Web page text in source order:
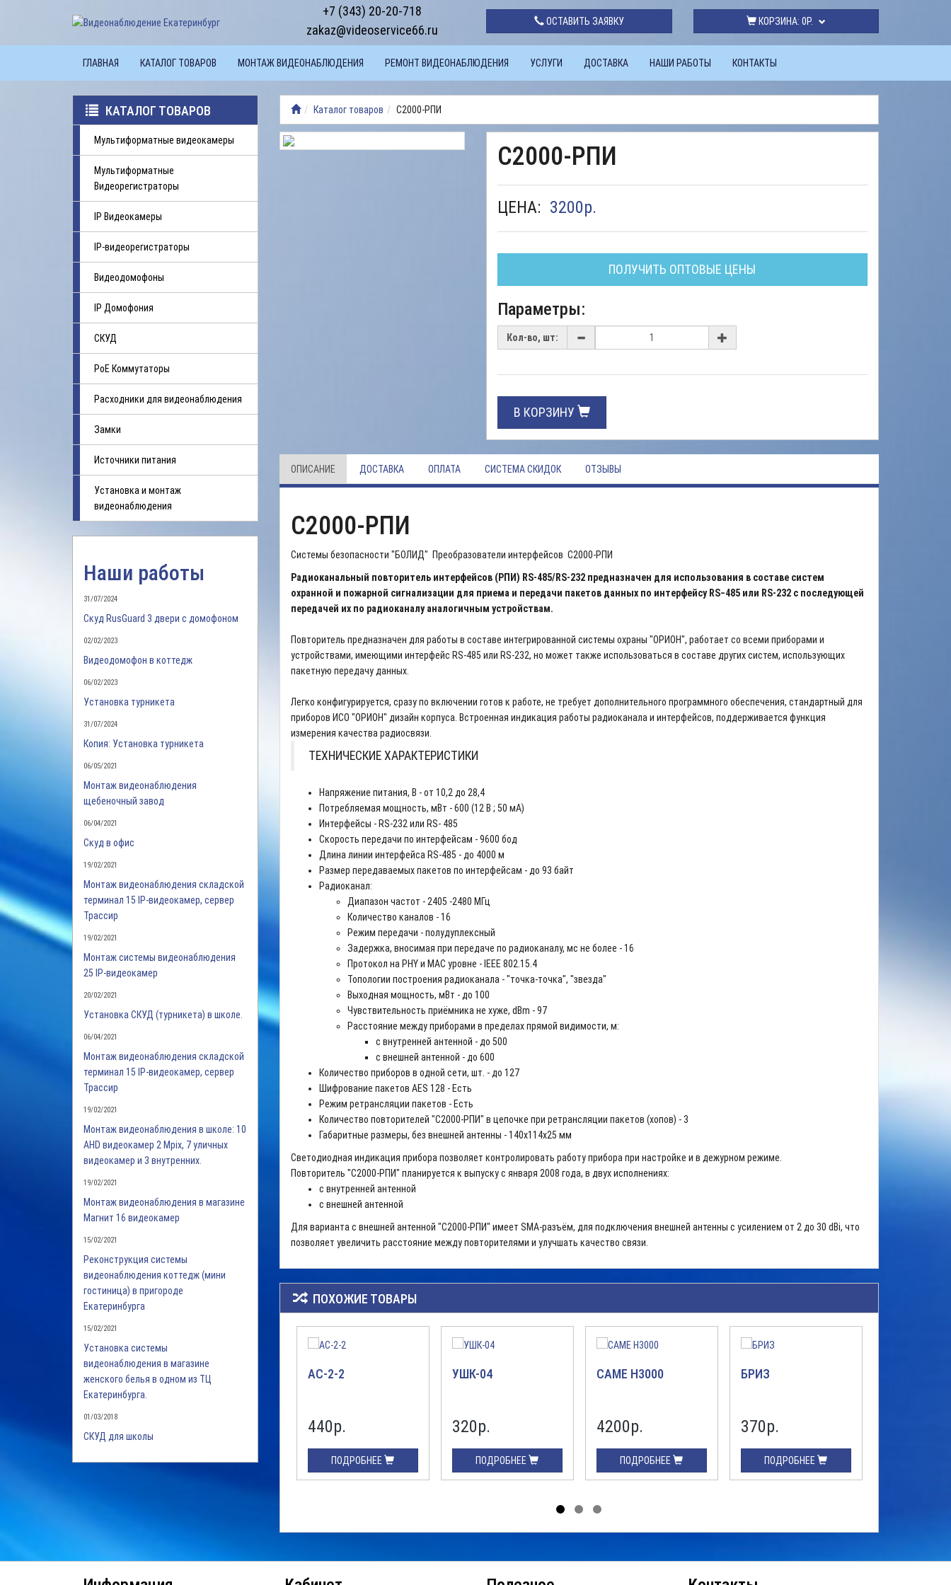
+7 (343) 20-20-718
zakaz@videoservice66.ru
ОСТАВИТЬ ЗАЯВКУ КОРЗИНА: 0Р.
ГЛАВНАЯ КАТАЛОГ ТОВАРОВ МОНТАЖ ВИДЕОНАБЛЮДЕНИЯ РЕМОНТ ВИДЕОНАБЛЮДЕНИЯ УСЛУГИ ДОСТАВКА НАШИ РАБОТЫ КОНТАКТЫ
КАТАЛОГ ТОВАРОВ
Мультиформатные видеокамеры
Мультиформатные
Видеорегистраторы
IP Видеокамеры
IP-видеорегистраторы
Видеодомофоны
IP Домофония
СКУД
PoE Коммутаторы
Расходники для видеонаблюдения
Замки
Источники питания
Установка и монтаж
видеонаблюдения
Наши работы
31/07/2024
Скуд RusGuard 3 двери с домофоном
02/02/2023
Видеодомофон в коттедж
06/02/2023
Установка турникета
31/07/2024
Копия: Установка турникета
06/05/2021
Монтаж видеонаблюдения
щебеночный завод
06/04/2021
Скуд в офис
19/02/2021
Монтаж видеонаблюдения складской
терминал 15 IP-видеокамер, сервер
Трассир
19/02/2021
Монтаж системы видеонаблюдения
25 IP-видеокамер
20/02/2021
Установка СКУД (турникета) в школе.
06/04/2021
Монтаж видеонаблюдения складской
терминал 15 IP-видеокамер, сервер
Трассир
19/02/2021
Монтаж видеонаблюдения в школе: 10
AHD видеокамер 2 Mpix, 7 уличных
видеокамер и 3 внутренних.
19/02/2021
Монтаж видеонаблюдения в магазине
Магнит 16 видеокамер
15/02/2021
Реконструкция системы
видеонаблюдения коттедж (мини
гостиница) в пригороде
Екатеринбурга
15/02/2021
Установка системы
видеонаблюдения в магазине
женского белья в одном из ТЦ
Екатеринбурга.
01/03/2018
СКУД для школы
Каталог товаров С2000-РПИ
С2000-РПИ
ЦЕНА: 3200р.
ПОЛУЧИТЬ ОПТОВЫЕ ЦЕНЫ
Параметры:
Кол-во, шт:
В КОРЗИНУ
ОПИСАНИЕ ДОСТАВКА ОПЛАТА СИСТЕМА СКИДОК ОТЗЫВЫ
С2000-РПИ
Системы безопасности "БОЛИД" Преобразователи интерфейсов С2000-РПИ
Радиоканальный повторитель интерфейсов (РПИ) RS-485/RS-232 предназначен для использования в составе систем
охранной и пожарной сигнализации для приема и передачи пакетов данных по интерфейсу RS−485 или RS-232 с последующей
передачей их по радиоканалу аналогичным устройствам.
Повторитель предназначен для работы в составе интегрированной системы охраны "ОРИОН", работает со всеми приборами и
устройствами, имеющими интерфейс RS-485 или RS-232, но может также использоваться в составе других систем, использующих
пакетную передачу данных.
Легко конфигурируется, сразу по включении готов к работе, не требует дополнительного программного обеспечения, стандартный для
приборов ИСО "ОРИОН" дизайн корпуса. Встроенная индикация работы радиоканала и интерфейсов, поддерживается функция
измерения качества радиосвязи.
ТЕХНИЧЕСКИЕ ХАРАКТЕРИСТИКИ
Напряжение питания, В - от 10,2 до 28,4
Потребляемая мощность, мВт - 600 (12 В ; 50 мА)
Интерфейсы - RS-232 или RS- 485
Скорость передачи по интерфейсам - 9600 бод
Длина линии интерфейса RS-485 - до 4000 м
Размер передаваемых пакетов по интерфейсам - до 93 байт
Радиоканал:
Диапазон частот - 2405 -2480 МГц
Количество каналов - 16
Режим передачи - полудуплексный
Задержка, вносимая при передаче по радиоканалу, мс не более - 16
Протокол на PHY и MAC уровне - IEEE 802.15.4
Топологии построения радиоканала - "точка-точка", "звезда"
Выходная мощность, мВт - до 100
Чувствительность приёмника не хуже, dBm - 97
Расстояние между приборами в пределах прямой видимости, м:
с внутренней антенной - до 500
с внешней антенной - до 600
Количество приборов в одной сети, шт. - до 127
Шифрование пакетов AES 128 - Есть
Режим ретрансляции пакетов - Есть
Количество повторителей "С2000-РПИ" в цепочке при ретрансляции пакетов (хопов) - 3
Габаритные размеры, без внешней антенны - 140х114х25 мм
Светодиодная индикация прибора позволяет контролировать работу прибора при настройке и в дежурном режиме.
Повторитель "С2000-РПИ" планируется к выпуску с января 2008 года, в двух исполнениях:
с внутренней антенной
с внешней антенной
Для варианта с внешней антенной "С2000-РПИ" имеет SMA-разъём, для подключения внешней антенны с усилением от 2 до 30 dBi, что
позволяет увеличить расстояние между повторителями и улучшать качество связи.
ПОХОЖИЕ ТОВАРЫ
АС-2-2
440р.
ПОДРОБНЕЕ
УШК-04
320р.
ПОДРОБНЕЕ
CAME H3000
4200р.
ПОДРОБНЕЕ
БРИЗ
370р.
ПОДРОБНЕЕ